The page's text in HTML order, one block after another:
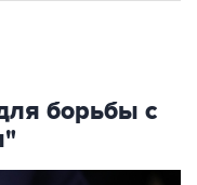
борьбы с